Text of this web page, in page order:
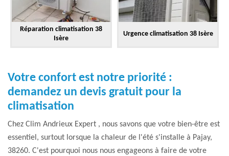
Réparation climatisation 38
Isère
Urgence climatisation 38 Isère
Votre confort est notre priorité :
demandez un devis gratuit pour la
climatisation
Chez Clim Andrieux Expert , nous savons que votre bien-être est
essentiel, surtout lorsque la chaleur de l'été s'installe à Pajay,
38260. C'est pourquoi nous nous engageons à faire de votre